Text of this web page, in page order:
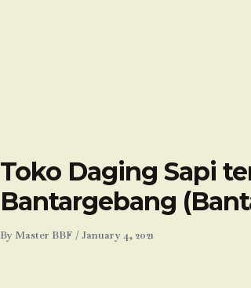
Toko Daging Sapi
Bantargebang
By Master BBF /January 4, 2021